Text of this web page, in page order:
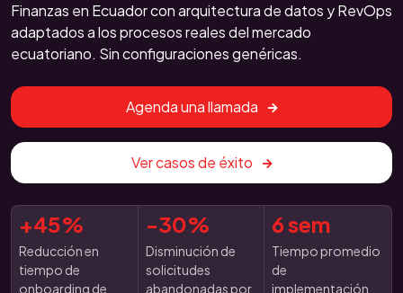
Finanzas en Ecuador con arquitectura de datos y RevOps
adaptados a los procesos reales del mercado
ecuatoriano. Sin configuraciones genéricas.
Agenda una llamada
Ver casos de éxito
+45%
Reducción en
tiempo de
onboarding de
-30%
Disminución de
solicitudes
abandonadas por
6 sem
Tiempo promedio
de
implementación